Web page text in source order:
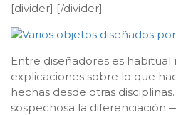
[divider] [/divider]
Entre diseñadores es
explicaciones sobre lo que
hechas desde otras
sospechosa la diferenciación